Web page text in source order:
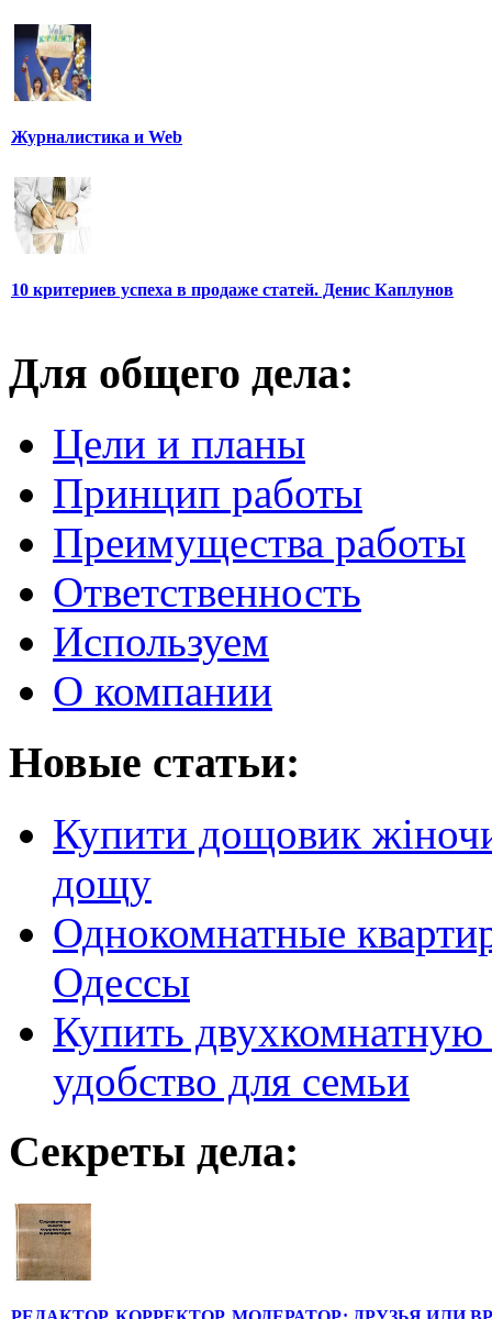
Журналистика и Web
10 критериев успеха в продаже статей. Денис Каплунов
Для общего дела:
Цели и планы
Принцип работы
Преимущества работы
Ответственность
Используем
О компании
Новые статьи:
Купити дощовик
дощу
Однокомнатные
Одессы
Купить
удобство для семьи
Секреты дела: